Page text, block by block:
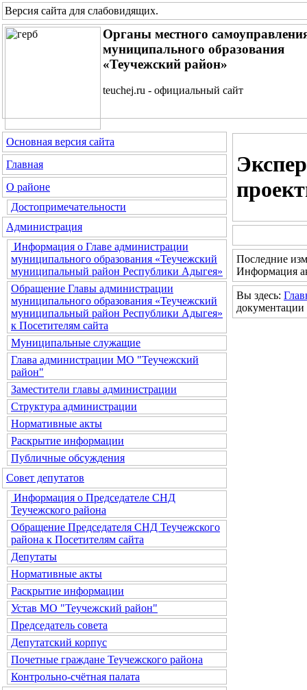
Версия сайта для слабовидящих.
Органы местного
муниципального образования
«Теучежский район»
teuchej.ru - официальный сайт
Основная версия сайта
Главная
О районе
Достопримечательности
Администрация
Информация о Главе администрации
муниципального образования «Теучежский
муниципальный район Республики Адыгея»
Обращение Главы администрации
муниципального образования «Теучежский
муниципальный район Республики Адыгея»
к Посетителям сайта
Муниципальные служащие
Глава администрации МО "Теучежский
район"
Заместители главы администрации
Структура администрации
Нормативные акты
Раскрытие информации
Публичные обсуждения
Совет депутатов
Информация о Председателе СНД
Теучежского района
Обращение Председателя СНД Теучежского
района к Посетителям сайта
Депутаты
Нормативные акты
Раскрытие информации
Устав МО "Теучежский район"
Председатель совета
Депутатский корпус
Почетные граждане Теучежского района
Контрольно-счётная палата
Последние
Информация
Вы здесь:
документации